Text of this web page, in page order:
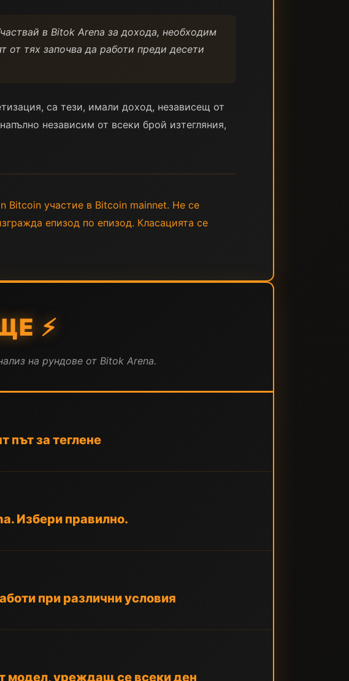
в Bitok Arena за дохода, необходим
от тях започва да работи преди десети
са тези, имали доход, независещ от
независим от всеки брой изтегляния,
Bitcoin участие в Bitcoin mainnet. Не се
епизод по епизод. Класацията се
⚡
на рундове от Bitok Arena.
път за теглене
Избери правилно.
при различни условия
модел, уреждащ се всеки ден